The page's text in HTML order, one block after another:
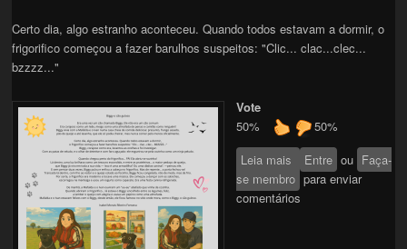
Certo dia, algo estranho aconteceu. Quando todos estavam a dormir, o
frigorifico começou a fazer barulhos suspeitos: "Clic... clac...clec...
bzzzz..."
Vote
50%
50%
Leia mais sobre Biggy o cão
guloso
Entre ou Faça-
se membro para enviar
comentários